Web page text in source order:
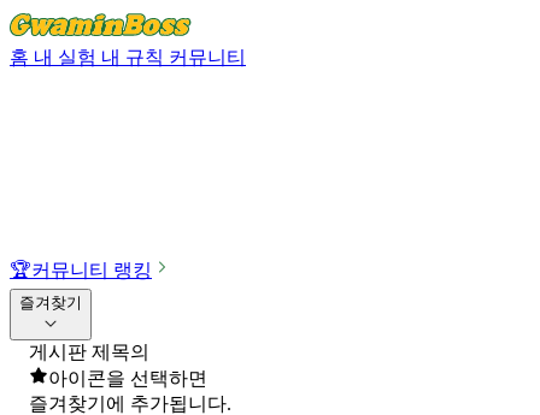
홈 내 실험 내 규칙 커뮤니티
🏆커뮤니티 랭킹
즐겨찾기
게시판 제목의
아이콘을 선택하면
즐겨찾기에 추가됩니다.